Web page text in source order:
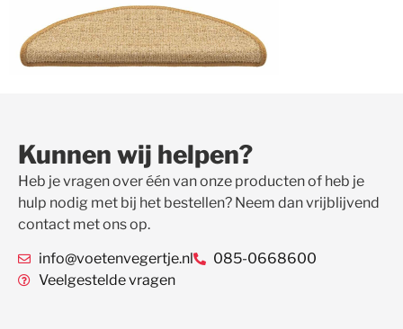
Kunnen wij helpen?
Heb je vragen over één van onze producten of heb je
hulp nodig met bij het bestellen? Neem dan vrijblijvend
contact met ons op.
info@voetenvegertje.nl
085-0668600
Veelgestelde vragen